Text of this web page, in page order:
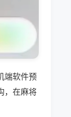
端软件预
，在麻将